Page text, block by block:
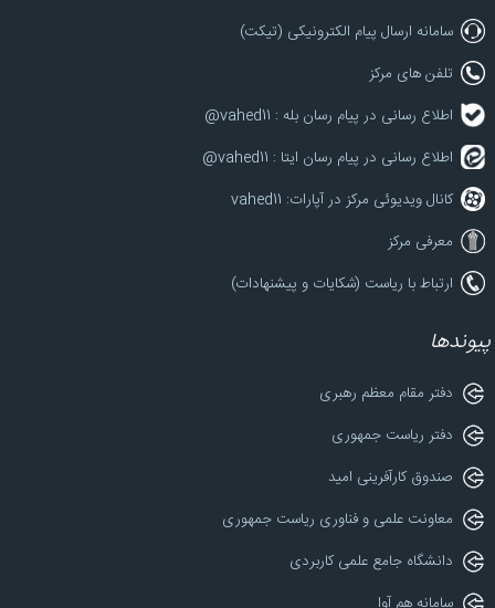
سامانه ارسال پیام الکترونیکی (تیکت)
تلفن های مرکز
اطلاع رسانی در پیام رسان بله : vahed11@
اطلاع رسانی در پیام رسان ایتا : vahed11@
کانال ویدیوئی مرکز در آپارات: vahed11
معرفی مرکز
ارتباط با ریاست (شکایات و پیشنهادات)
پیوندها
دفتر مقام معظم رهبری
دفتر ریاست جمهوری
صندوق کارآفرینی امید
معاونت علمی و فناوری ریاست جمهوری
دانشگاه جامع علمی کاربردی